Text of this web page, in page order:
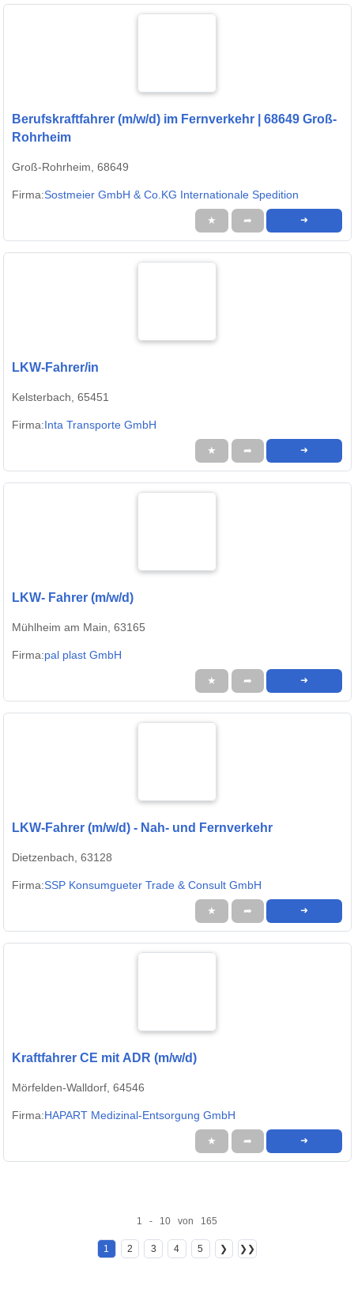
Berufskraftfahrer (m/w/d) im Fernverkehr | 68649 Groß-
Rohrheim
Groß-Rohrheim, 68649
Firma:Sostmeier GmbH & Co.KG Internationale Spedition
★ ➦ ➜
LKW-Fahrer/in
Kelsterbach, 65451
Firma:Inta Transporte GmbH
★ ➦ ➜
LKW- Fahrer (m/w/d)
Mühlheim am Main, 63165
Firma:pal plast GmbH
★ ➦ ➜
LKW-Fahrer (m/w/d) - Nah- und Fernverkehr
Dietzenbach, 63128
Firma:SSP Konsumgueter Trade & Consult GmbH
★ ➦ ➜
Kraftfahrer CE mit ADR (m/w/d)
Mörfelden-Walldorf, 64546
Firma:HAPART Medizinal-Entsorgung GmbH
★ ➦ ➜
1 - 10 von 165
1 2 3 4 5 ❯ ❯❯